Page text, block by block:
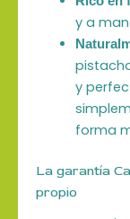
y a
y
forma
La garantía
propio